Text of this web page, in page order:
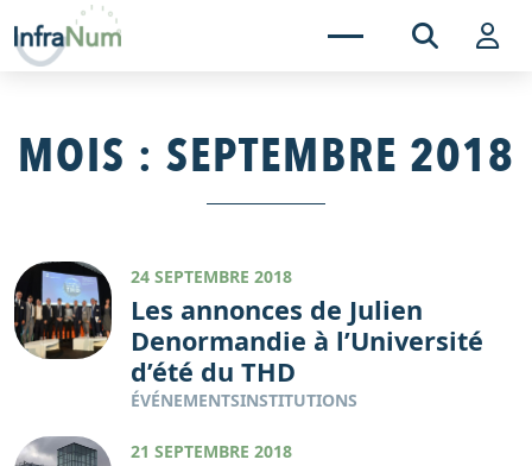
MOIS : SEPTEMBRE 2018
24 SEPTEMBRE 2018
Les annonces de Julien
Denormandie à l’Université
d’été du THD
ÉVÉNEMENTSINSTITUTIONS
21 SEPTEMBRE 2018